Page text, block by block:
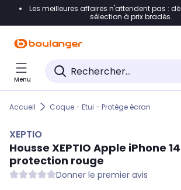
Accéder directement à la navigation
Accéder directement au pied de page
Accéder directement au chatbot
Les meilleures affaires n'attendent pas :
sélection à prix bradés.
Menu
Accueil Coque - Etui - Protège écran
XEPTIO
Housse XEPTIO Apple iPhone
protection rouge
Donner le premier avis